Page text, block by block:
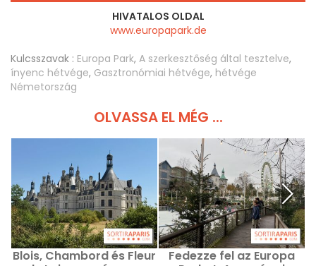
HIVATALOS OLDAL
www.europapark.de
Kulcsszavak : Europa Park, A szerkesztőség által tesztelve,
ínyenc hétvége, Gasztronómiai hétvége, hétvége
Németország
OLVASSA EL MÉG ...
Blois, Chambord és Fleur
Fedezze fel az Europa